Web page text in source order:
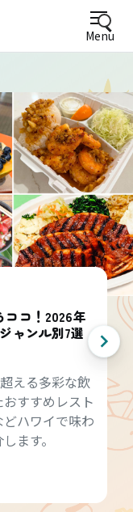
Menu
ココ！2026年
ャンル別7選
える多彩な飲
すすめレスト
ハワイで味わ
ます。